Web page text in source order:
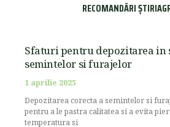
RECOMANDĂRI
Sfaturi pentru depozitarea in
semintelor si furajelor
1 aprilie 2025
Depozitarea corecta a semintelor si
pentru a le pastra calitatea si a evita
temperatura si